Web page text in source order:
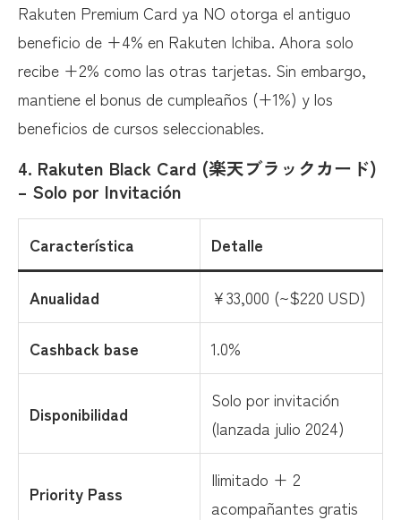
Rakuten Premium Card ya NO otorga el antiguo
beneficio de +4% en Rakuten Ichiba. Ahora solo
recibe +2% como las otras tarjetas. Sin embargo,
mantiene el bonus de cumpleaños (+1%) y los
beneficios de cursos seleccionables.
4. Rakuten Black Card (楽天ブラックカード)
– Solo por Invitación
Característica Detalle
Anualidad ¥33,000 (~$220 USD)
Cashback base 1.0%
Disponibilidad
Solo por invitación
(lanzada julio 2024)
Priority Pass
Ilimitado + 2
acompañantes gratis